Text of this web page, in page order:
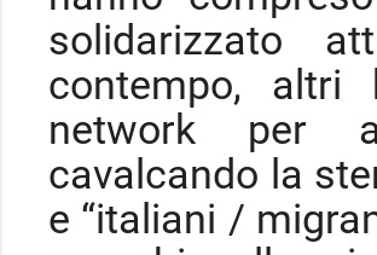
solidarizzato
contempo, altri
network per
cavalcando la
e “italiani /